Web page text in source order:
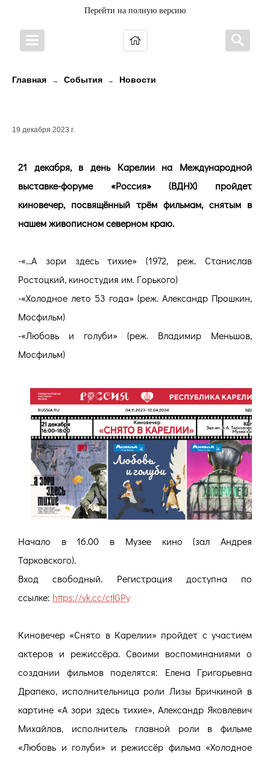
Перейти на полную версию
Главная → События → Новости
19 декабря 2023 г.
21 декабря, в день Карелии на Международной
выставке-форуме «Россия» (ВДНХ) пройдет
киновечер, посвящённый трём фильмам, снятым в
нашем живописном северном краю.
-«...А зори здесь тихие» (1972, реж. Станислав
Ростоцкий, киностудия им. Горького)
-«Холодное лето 53 года» (реж. Александр Прошкин,
Мосфильм)
-«Любовь и голуби» (реж. Владимир Меньшов,
Мосфильм)
Начало в 16.00 в Музее кино (зал Андрея
Тарковского).
Вход свободный. Регистрация доступна по
ссылке: https://vk.cc/ctlGPy
Киновечер «Снято в Карелии» пройдет с участием
актеров и режиссёра. Своими воспоминаниями о
создании фильмов поделятся: Елена Григорьевна
Драпеко, исполнительница роли Лизы Бричкиной в
картине «А зори здесь тихие», Александр Яковлевич
Михайлов, исполнитель главной роли в фильме
«Любовь и голуби» и режиссёр фильма «Холодное